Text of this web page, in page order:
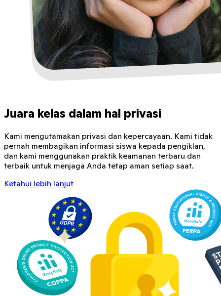
Juara kelas dalam hal privasi
Kami mengutamakan privasi dan kepercayaan. Kami tidak
pernah membagikan informasi siswa kepada pengiklan,
dan kami menggunakan praktik keamanan terbaru dan
terbaik untuk menjaga Anda tetap aman setiap saat.
Ketahui lebih lanjut